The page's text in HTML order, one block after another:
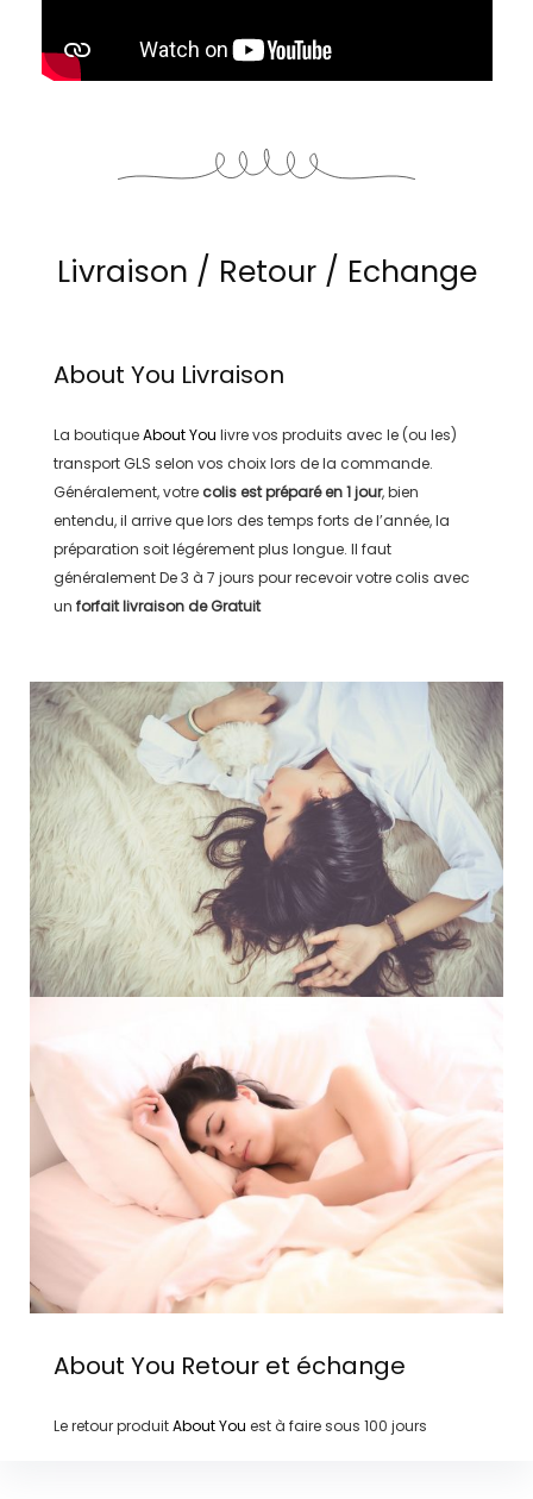
Livraison / Retour / Echange
About You Livraison
La boutiqueAbout You livre vos produits avec le (ou les)
transportGLS selon vos choix lors de la commande.
Généralement, votre colis est préparé en1 jour, bien
entendu, il arrive que lors des temps forts de l’année, la
préparation soit légérement plus longue. Il faut
généralementDe 3 à 7 jours pour recevoir votre colis avec
un forfait livraison deGratuit
About You Retour et échange
Le retour produitAbout You est à faire sous 100 jours